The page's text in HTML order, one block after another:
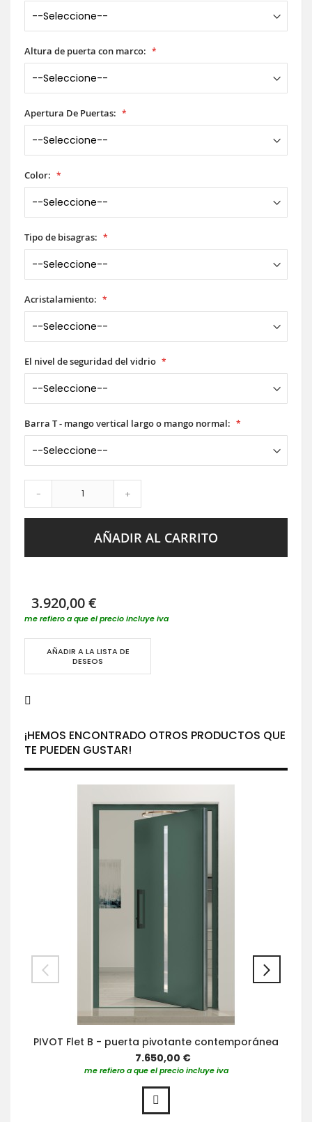
Altura de puerta con marco:
Apertura De Puertas:
Color:
Tipo de bisagras:
Acristalamiento:
El nivel de seguridad del vidrio
Barra T - mango vertical largo o mango normal:
- +
AÑADIR AL CARRITO
3.920,00 €
me refiero a que el precio incluye iva
AÑADIR A LA LISTA DE
DESEOS
¡HEMOS ENCONTRADO OTROS PRODUCTOS QUE
TE PUEDEN GUSTAR!
PIVOT Flet B - puerta pivotante contemporánea
7.650,00 €
me refiero a que el precio incluye iva